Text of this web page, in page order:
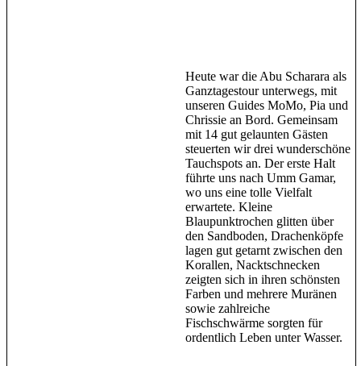
Heute war die Abu Scharara als
Ganztagestour unterwegs, mit
unseren Guides MoMo, Pia und
Chrissie an Bord. Gemeinsam
mit 14 gut gelaunten Gästen
steuerten wir drei wunderschöne
Tauchspots an. Der erste Halt
führte uns nach Umm Gamar,
wo uns eine tolle Vielfalt
erwartete. Kleine
Blaupunktrochen glitten über
den Sandboden, Drachenköpfe
lagen gut getarnt zwischen den
Korallen, Nacktschnecken
zeigten sich in ihren schönsten
Farben und mehrere Muränen
sowie zahlreiche
Fischschwärme sorgten für
ordentlich Leben unter Wasser.